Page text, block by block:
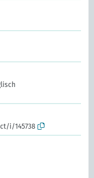
i/145738